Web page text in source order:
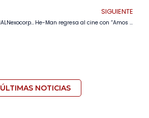
REPUTACIÓN EMPRESARIALNexocorp, Farmacorp y Rosario Paz consolidan su liderazgo en Merco Bolivia
SIGUIENTE
He-Man regresa al cine con “Amos del Universo” en una fantástica historia llena de acción y un elenco de estrellas
ÚLTIMAS NOTICIAS